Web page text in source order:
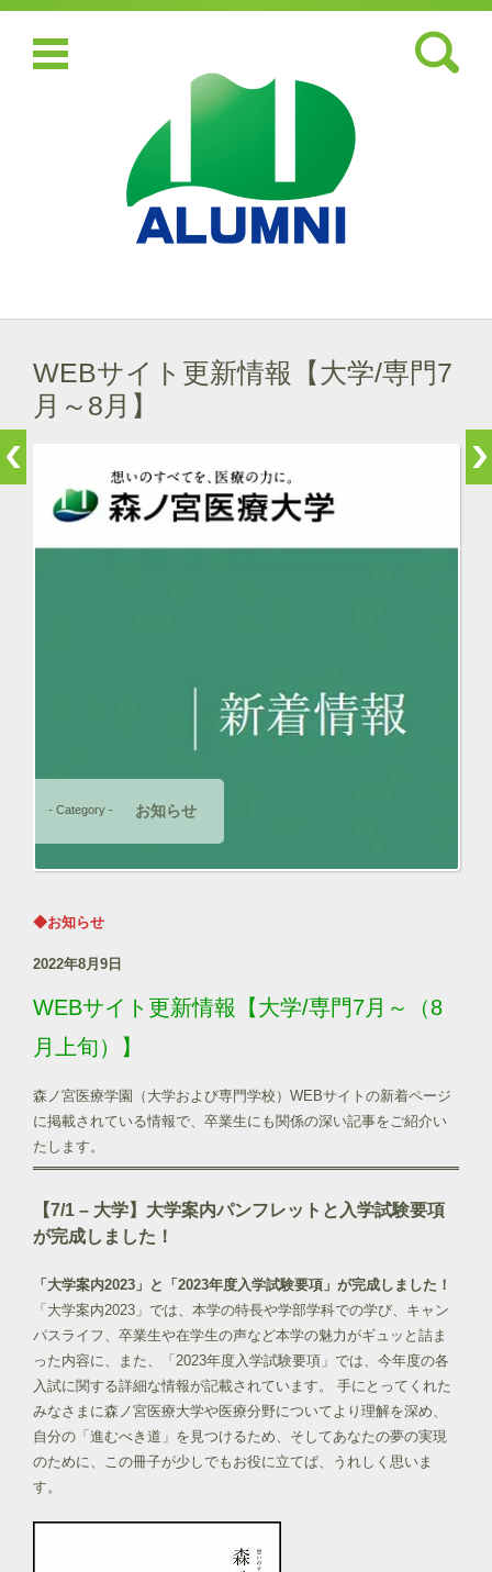
検索:
コンテンツに移動
WEBサイト更新情報【大学/専門7
月～8月】
- Category - お知らせ
◆お知らせ
2022年8月9日
WEBサイト更新情報【大学/専門7月～（8
月上旬）】
森ノ宮医療学園（大学および専門学校）WEBサイトの新着ページ
に掲載されている情報で、卒業生にも関係の深い記事をご紹介い
たします。
【7/1 – 大学】 大学案内パンフレットと入学試験要項
が完成しました！
「大学案内2023」と「2023年度入学試験要項」が完成しました！
「大学案内2023」では、本学の特長や学部学科での学び、キャン
パスライフ、卒業生や在学生の声など本学の魅力がギュッと詰ま
った内容に、また、「2023年度入学試験要項」では、今年度の各
入試に関する詳細な情報が記載されています。 手にとってくれた
みなさまに森ノ宮医療大学や医療分野についてより理解を深め、
自分の「進むべき道」を見つけるため、そしてあなたの夢の実現
のために、この冊子が少しでもお役に立てば、うれしく思いま
す。